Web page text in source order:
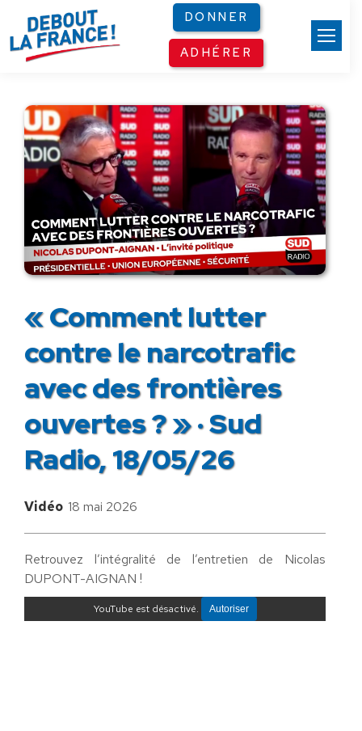
DONNER
ADHÉRER
« Comment lutter
contre le narcotrafic
avec des frontières
ouvertes ? » · Sud
Radio, 18/05/26
Vidéo 18 mai 2026
Retrouvez l’intégralité de l’entretien de Nicolas
DUPONT-AIGNAN !
YouTube est désactivé. Autoriser
Panneau de gestion des cookies